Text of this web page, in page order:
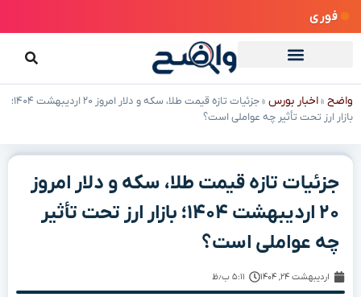
فوری
واضح »اخبار بورس »
جزئیات تازه قیمت طلا، سکه و دلار امروز ۲۰ اردیبهشت ۱۴۰۴؛
بازار ارز تحت تأثیر چه عواملی است؟
جزئیات تازه قیمت طلا، سکه و دلار امروز
۲۰ اردیبهشت ۱۴۰۴؛ بازار ارز تحت تأثیر
چه عواملی است؟
اردیبهشت ۲۴, ۱۴۰۴ ۵:۱۱ ب٫ظ